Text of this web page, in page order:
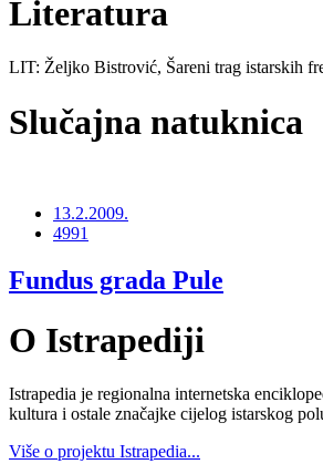
Literatura
LIT: Željko Bistrović, Šareni trag istarskih
Slučajna natuknica
13.2.2009.
4991
Fundus grada Pule
O Istrapediji
Istrapedia je regionalna internetska
kultura i ostale značajke cijelog istarskog
Više o projektu Istrapedia...